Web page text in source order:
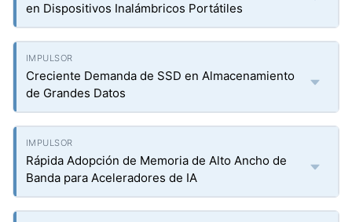
en Dispositivos Inalámbricos Portátiles
Creciente Demanda de SSD en Almacenamiento
de Grandes Datos
Rápida Adopción de Memoria de Alto Ancho de
Banda para Aceleradores de IA